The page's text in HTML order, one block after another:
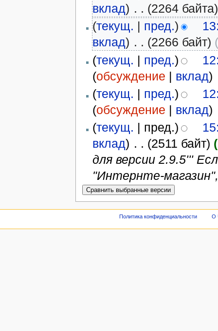
вклад) . . (2264 байта)
(текущ. | пред.)
вклад) . . (2266 байт)
(текущ. | пред.)
(обсуждение | вклад)
(текущ. | пред.)
(обсуждение | вклад)
(текущ. | пред.)
вклад) . . (2511 байт)
для версии 2.9.5'''
"Интернте-
Политика конфиденциальности О